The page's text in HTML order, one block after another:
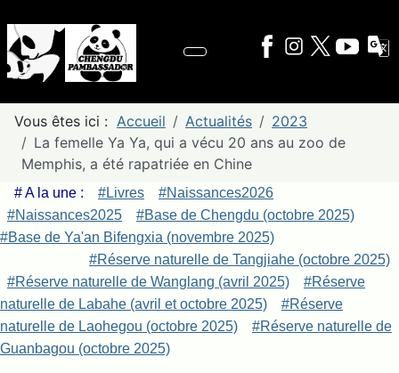
Vous êtes ici : Accueil Actualités
2023
La femelle Ya Ya, qui a vécu 20 ans au zoo de
Memphis, a été rapatriée en Chine
# A la une : #Livres
#Naissances2026
#Naissances2025
#Base de Chengdu (octobre 2025)
#Base de Ya'an Bifengxia (novembre 2025)
#Réserve naturelle de Tangjiahe (octobre 2025)
#Réserve naturelle de Wanglang (avril 2025)
#Réserve
naturelle de Labahe (avril et octobre 2025)
#Réserve
naturelle de Laohegou (octobre 2025)
#Réserve naturelle de
Guanbagou (octobre 2025)